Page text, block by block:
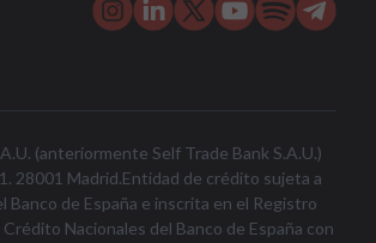
(anteriormente Self Trade Bank S.A.U.)
28001 Madrid.Entidad de crédito sujeta a
Banco de España e inscrita en el Registro
Nacionales del Banco de España con